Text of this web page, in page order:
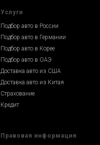
Услуги
Подбор авто в России
Подбор авто в Германии
Подбор авто в Корее
Подбор авто в ОАЭ
Доставка авто из США
Доставка авто из Китая
Страхование
Кредит
Правовая информация